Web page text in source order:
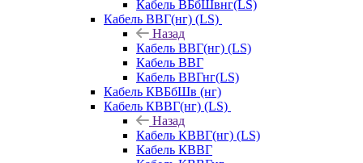
Кабель ВБбШвнг(LS)
Кабель ВВГ(нг) (LS)
Назад
Кабель ВВГ(нг) (LS)
Кабель ВВГ
Кабель ВВГнг(LS)
Кабель КВБбШв (нг)
Кабель КВВГ(нг) (LS)
Назад
Кабель КВВГ(нг) (LS)
Кабель КВВГ